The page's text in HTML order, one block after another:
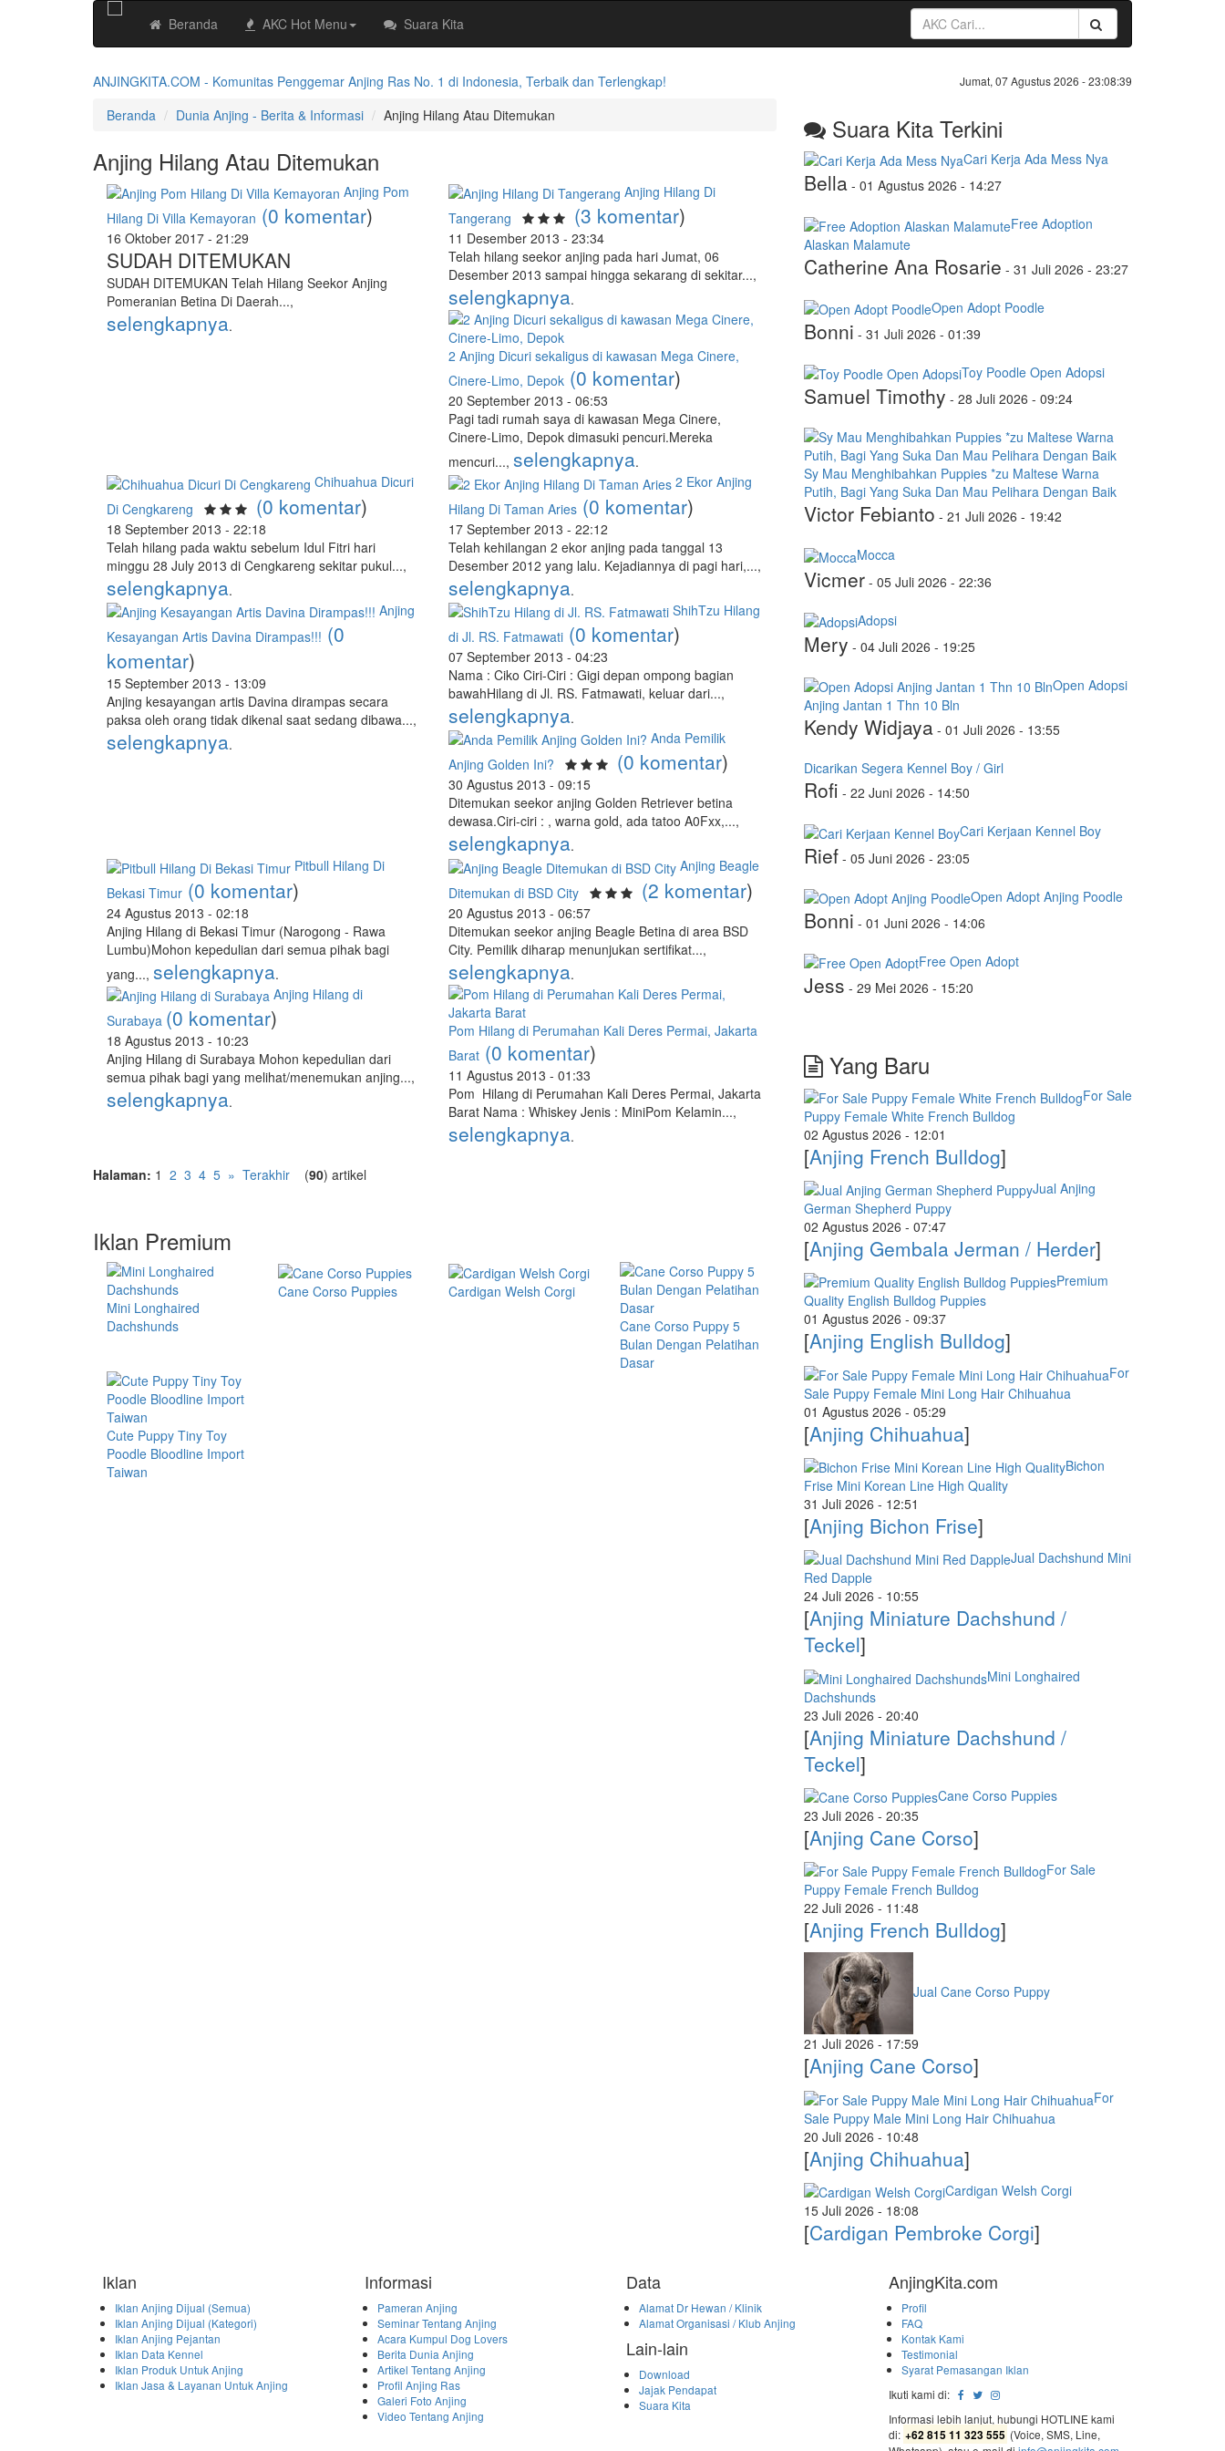
Beranda AKC Hot Menu Suara Kita
ANJINGKITA.COM - Komunitas Penggemar Anjing Ras No. 1 di Indonesia, Terbaik dan Terlengkap! Jumat, 07 Agustus 2026 -23:08:39
Beranda Dunia Anjing - Berita & Informasi Anjing Hilang Atau Ditemukan
Anjing Hilang Atau Ditemukan
Anjing Pom
Hilang Di Villa Kemayoran (0 komentar)
16 Oktober 2017 - 21:29
SUDAH DITEMUKAN
SUDAH DITEMUKAN Telah Hilang Seekor Anjing
Pomeranian Betina Di Daerah...,
selengkapnya.
Anjing Hilang Di
Tangerang
(3 komentar)
11 Desember 2013 - 23:34
Telah hilang seekor anjing pada hari Jumat, 06
Desember 2013 sampai hingga sekarang di sekitar...,
selengkapnya.
2 Anjing Dicuri sekaligus di kawasan Mega Cinere,
Cinere-Limo, Depok (0 komentar)
20 September 2013 - 06:53
Pagi tadi rumah saya di kawasan Mega Cinere,
Cinere-Limo, Depok dimasuki pencuri.Mereka
mencuri..., selengkapnya.
Chihuahua Dicuri
Di Cengkareng
(0 komentar)
18 September 2013 - 22:18
Telah hilang pada waktu sebelum Idul Fitri hari
minggu 28 July 2013 di Cengkareng sekitar pukul...,
selengkapnya.
2 Ekor Anjing
Hilang Di Taman Aries (0 komentar)
17 September 2013 - 22:12
Telah kehilangan 2 ekor anjing pada tanggal 13
Desember 2012 yang lalu. Kejadiannya di pagi hari,...,
selengkapnya.
Anjing
Kesayangan Artis Davina Dirampas!!! (0
komentar)
15 September 2013 - 13:09
Anjing kesayangan artis Davina dirampas secara
paksa oleh orang tidak dikenal saat sedang dibawa...,
selengkapnya.
ShihTzu Hilang
di Jl. RS. Fatmawati (0 komentar)
07 September 2013 - 04:23
Nama : Ciko Ciri-Ciri : Gigi depan ompong bagian
bawahHilang di Jl. RS. Fatmawati, keluar dari...,
selengkapnya.
Anda Pemilik
Anjing Golden Ini?
(0 komentar)
30 Agustus 2013 - 09:15
Ditemukan seekor anjing Golden Retriever betina
dewasa.Ciri-ciri : , warna gold, ada tatoo A0Fxx,...,
selengkapnya.
Pitbull Hilang Di
Bekasi Timur (0 komentar)
24 Agustus 2013 - 02:18
Anjing Hilang di Bekasi Timur (Narogong - Rawa
Lumbu)Mohon kepedulian dari semua pihak bagi
yang..., selengkapnya.
Anjing Beagle
Ditemukan di BSD City
(2 komentar)
20 Agustus 2013 - 06:57
Ditemukan seekor anjing Beagle Betina di area BSD
City. Pemilik diharap menunjukan sertifikat...,
selengkapnya.
Anjing Hilang di
Surabaya (0 komentar)
18 Agustus 2013 - 10:23
Anjing Hilang di Surabaya Mohon kepedulian dari
semua pihak bagi yang melihat/menemukan anjing...,
selengkapnya.
Pom Hilang di Perumahan Kali Deres Permai, Jakarta
Barat (0 komentar)
11 Agustus 2013 - 01:33
Pom Hilang di Perumahan Kali Deres Permai, Jakarta
Barat Nama : Whiskey Jenis : MiniPom Kelamin...,
selengkapnya.
Halaman: 1 2 3 4 5 » Terakhir (90) artikel
Iklan Premium
Mini Longhaired
Dachshunds
Cane Corso Puppies
Cardigan Welsh Corgi
Cane Corso Puppy 5
Bulan Dengan Pelatihan
Dasar
Cute Puppy Tiny Toy
Poodle Bloodline Import
Taiwan
Suara Kita Terkini
Cari Kerja Ada Mess Nya
Bella - 01 Agustus 2026 - 14:27
Free Adoption
Alaskan Malamute
Catherine Ana Rosarie - 31 Juli 2026 - 23:27
Open Adopt Poodle
Bonni - 31 Juli 2026 - 01:39
Toy Poodle Open Adopsi
Samuel Timothy - 28 Juli 2026 - 09:24
Sy Mau Menghibahkan Puppies *zu Maltese Warna
Putih, Bagi Yang Suka Dan Mau Pelihara Dengan Baik
Victor Febianto - 21 Juli 2026 - 19:42
Mocca
Vicmer - 05 Juli 2026 - 22:36
Adopsi
Mery - 04 Juli 2026 - 19:25
Open Adopsi
Anjing Jantan 1 Thn 10 Bln
Kendy Widjaya - 01 Juli 2026 - 13:55
Dicarikan Segera Kennel Boy / Girl
Rofi - 22 Juni 2026 - 14:50
Cari Kerjaan Kennel Boy
Rief - 05 Juni 2026 - 23:05
Open Adopt Anjing Poodle
Bonni - 01 Juni 2026 - 14:06
Free Open Adopt
Jess - 29 Mei 2026 - 15:20
Yang Baru
For Sale
Puppy Female White French Bulldog
02 Agustus 2026 - 12:01
[Anjing French Bulldog]
Jual Anjing
German Shepherd Puppy
02 Agustus 2026 - 07:47
[Anjing Gembala Jerman / Herder]
Premium
Quality English Bulldog Puppies
01 Agustus 2026 - 09:37
[Anjing English Bulldog]
For
Sale Puppy Female Mini Long Hair Chihuahua
01 Agustus 2026 - 05:29
[Anjing Chihuahua]
Bichon
Frise Mini Korean Line High Quality
31 Juli 2026 - 12:51
[Anjing Bichon Frise]
Jual Dachshund Mini
Red Dapple
24 Juli 2026 - 10:55
[Anjing Miniature Dachshund /
Teckel]
Mini Longhaired
Dachshunds
23 Juli 2026 - 20:40
[Anjing Miniature Dachshund /
Teckel]
Cane Corso Puppies
23 Juli 2026 - 20:35
[Anjing Cane Corso]
For Sale
Puppy Female French Bulldog
22 Juli 2026 - 11:48
[Anjing French Bulldog]
Jual Cane Corso Puppy
21 Juli 2026 - 17:59
[Anjing Cane Corso]
For
Sale Puppy Male Mini Long Hair Chihuahua
20 Juli 2026 - 10:48
[Anjing Chihuahua]
Cardigan Welsh Corgi
15 Juli 2026 - 18:08
[Cardigan Pembroke Corgi]
Iklan
Iklan Anjing Dijual (Semua)
Iklan Anjing Dijual (Kategori)
Iklan Anjing Pejantan
Iklan Data Kennel
Iklan Produk Untuk Anjing
Iklan Jasa & Layanan Untuk Anjing
Informasi
Pameran Anjing
Seminar Tentang Anjing
Acara Kumpul Dog Lovers
Berita Dunia Anjing
Artikel Tentang Anjing
Profil Anjing Ras
Galeri Foto Anjing
Video Tentang Anjing
Data
Alamat Dr Hewan / Klinik
Alamat Organisasi / Klub Anjing
Lain-lain
Download
Jajak Pendapat
Suara Kita
AnjingKita.com
Profil
FAQ
Kontak Kami
Testimonial
Syarat Pemasangan Iklan
Ikuti kami di:
Informasi lebih lanjut, hubungi HOTLINE kami
di: +62 815 11 323 555 (Voice, SMS, Line,